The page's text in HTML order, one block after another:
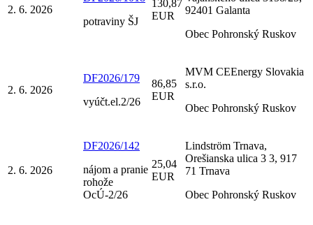
2. 6. 2026
potraviny ŠJ
130,87
EUR
92401 Galanta
Obec Pohronský Ruskov
2. 6. 2026
DF2026/179
vyúčt.el.2/26
86,85
EUR
MVM CEEnergy Slovakia
s.r.o.
Obec Pohronský Ruskov
2. 6. 2026
DF2026/142
nájom a pranie
rohože
OcÚ-2/26
25,04
EUR
Lindström Trnava,
Orešianska ulica 3 3, 917
71 Trnava
Obec Pohronský Ruskov